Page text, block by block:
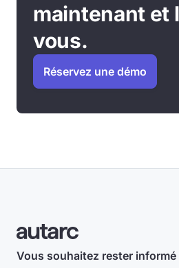
maintenant et
vous.
Réservez une démo
Vous souhaitez rester informé